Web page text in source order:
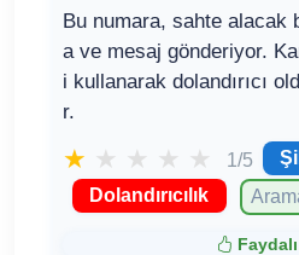
Bu numara, sahte alacak
a ve mesaj gönderiyor.
i kullanarak dolandırıcı
r.
★ ★ ★ ★ ★ 1/5
Dolandırıcılık